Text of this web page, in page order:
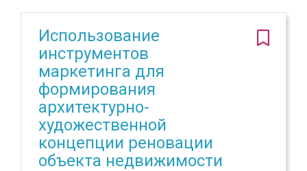
Использование
инструментов
маркетинга для
формирования
архитектурно-
художественной
концепции реновации
объекта недвижимости